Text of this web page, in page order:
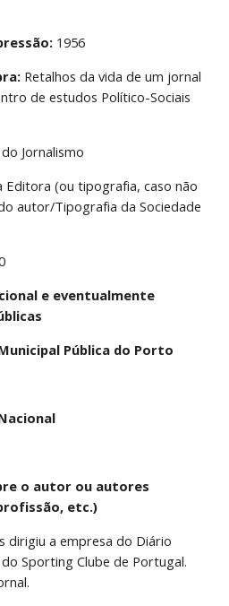
1956
Retalhos da vida de um jornal
de estudos Político-Sociais
Jornalismo
Editora (ou tipografia, caso não
autor/Tipografia da Sociedade
e eventualmente
Pública do Porto
o autor ou autores
etc.)
dirigiu a empresa do Diário
Sporting Clube de Portugal.